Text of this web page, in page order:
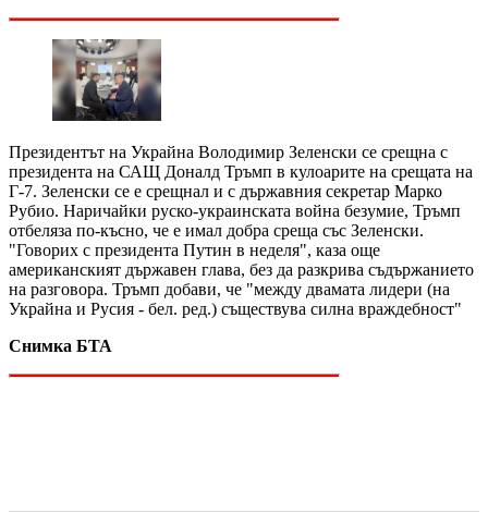
Президентът на Украйна Володимир Зеленски се срещна с
президента на САЩ Доналд Тръмп в кулоарите на срещата на
Г-7. Зеленски се е срещнал и с държавния секретар Марко
Рубио. Наричайки руско-украинската война безумие, Тръмп
отбеляза по-късно, че е имал добра среща със Зеленски.
"Говорих с президента Путин в неделя", каза още
американският държавен глава, без да разкрива съдържанието
на разговора. Тръмп добави, че "между двамата лидери (на
Украйна и Русия - бел. ред.) съществува силна враждебност"
Снимка БТА